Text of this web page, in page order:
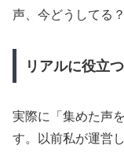
声、今どうしてる
リアルに役立
実際に「集めた声
す。以前私が運営